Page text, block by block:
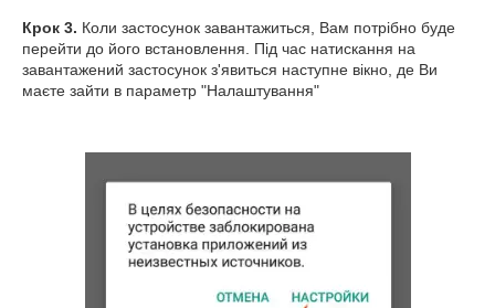
Крок 3. Коли застосунок завантажиться, Вам потрібно буде
перейти до його встановлення. Під час натискання на
завантажений застосунок з'явиться наступне вікно, де Ви
маєте зайти в параметр "Налаштування"